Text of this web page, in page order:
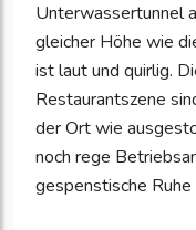
Unterwassertunnel
gleicher Höhe wie
ist laut und quirlig.
Restaurantszene
der Ort wie
noch rege
gespenstische